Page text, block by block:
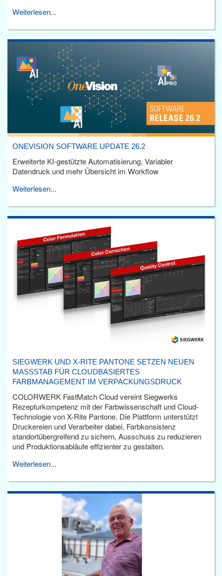
Weiterlesen...
ONEVISION SOFTWARE UPDATE 26.2
Erweiterte KI-gestützte Automatisierung, Variabler
Datendruck und mehr Übersicht im Workflow
Weiterlesen...
SIEGWERK UND X-RITE PANTONE SETZEN NEUEN
MASSSTAB FÜR CLOUDBASIERTES F
ARBMANAGEMENT IM VERPACKUNGSDRUCK
COLORWERK FastMatch Cloud vereint Siegwerks
Rezepturkompetenz mit der Farbwissenschaft und Cloud-
Technologie von X-Rite Pantone. Die Plattform unterstützt
Druckereien und Verarbeiter dabei, Farbkonsistenz
standortübergreifend zu sichern, Ausschuss zu reduzieren
und Produktionsabläufe effizienter zu gestalten.
Weiterlesen...